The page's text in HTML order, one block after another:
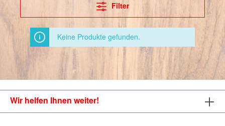
Filter
Keine Produkte gefunden.
Wir helfen Ihnen weiter!